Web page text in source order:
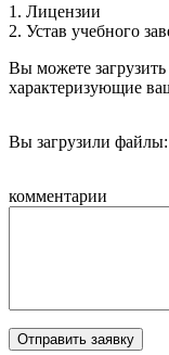
1. Лицензии
2. Устав учебного
Вы можете
характеризующие
Вы загрузили файлы:
комментарии
Отправить заявку